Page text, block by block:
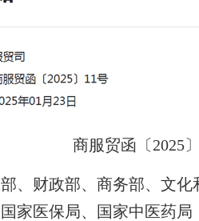
商服贸函〔2025
、财政部、商务部、文
家医保局、国家中医药